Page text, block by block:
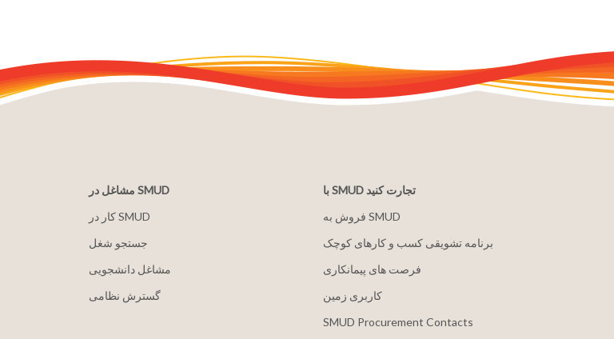
مشاغل در SMUD
کار در SMUD
جستجو شغل
مشاغل دانشجویی
گسترش نظامی
با SMUD تجارت کنید
فروش به SMUD
برنامه تشویقی کسب و کارهای کوچک
فرصت های پیمانکاری
کاربری زمین
SMUD Procurement Contacts